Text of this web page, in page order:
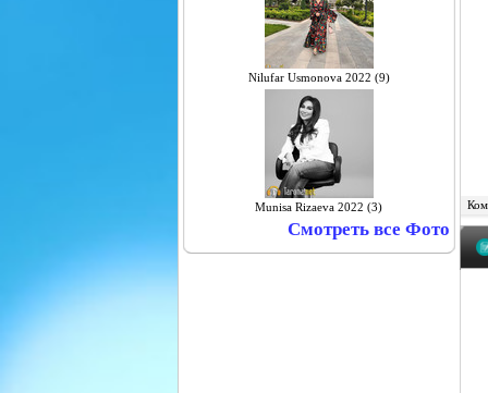
Nilufar Usmonova 2022 (9)
Munisa Rizaeva 2022 (3)
Смотреть все Фото